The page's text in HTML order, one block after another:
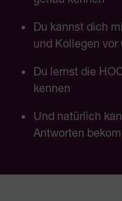
Du kannst dich
und Kollegen vor
Du lernst die
kennen
Und natürlich
Antworten